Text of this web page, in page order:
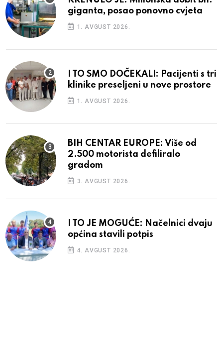
giganta, posao ponovno cvjeta
1. AVGUST 2026.
I TO SMO DOČEKALI: Pacijenti s tri
klinike preseljeni u nove prostore
1. AVGUST 2026.
BIH CENTAR EUROPE: Više od
2.500 motorista defiliralo
gradom
3. AVGUST 2026.
I TO JE MOGUĆE: Načelnici dvaju
općina stavili potpis
4. AVGUST 2026.